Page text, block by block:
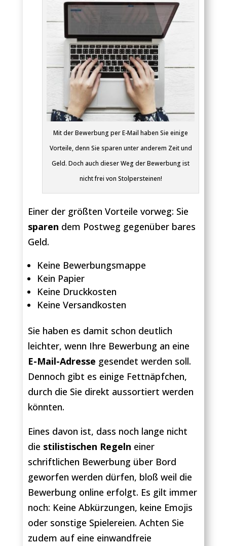
Mit der Bewerbung per E-Mail haben Sie einige
Vorteile, denn Sie sparen unter anderem Zeit und
Geld. Doch auch dieser Weg der Bewerbung ist
nicht frei von Stolpersteinen!
Einer der größten Vorteile vorweg: Sie
sparen dem Postweg gegenüber bares
Geld.
Keine Bewerbungsmappe
Kein Papier
Keine Druckkosten
Keine Versandkosten
Sie haben es damit schon deutlich
leichter, wenn Ihre Bewerbung an eine
E-Mail-Adresse gesendet werden soll.
Dennoch gibt es einige Fettnäpfchen,
durch die Sie direkt aussortiert werden
könnten.
Eines davon ist, dass noch lange nicht
die stilistischen Regeln einer
schriftlichen Bewerbung über Bord
geworfen werden dürfen, bloß weil die
Bewerbung online erfolgt. Es gilt immer
noch: Keine Abkürzungen, keine Emojis
oder sonstige Spielereien. Achten Sie
zudem auf eine einwandfreie